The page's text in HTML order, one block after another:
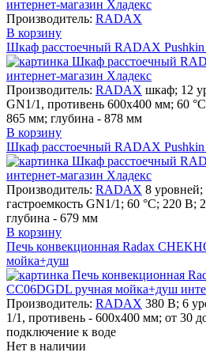
Производитель: RADAX
В корзину
Шкаф расстоечный RADAX Pushkin
Производитель: RADAX шкаф; 12
GN1/1, противень 600х400 мм; 60
865 мм; глубина - 878 мм
В корзину
Шкаф расстоечный RADAX Pushkin
Производитель: RADAX 8
гастроемкость GN1/1; 60 °С; 220
глубина - 679 мм
В корзину
Печь конвекционная Radax
мойка+душ
Производитель: RADAX 380 В; 6
1/1, противень - 600х400 мм; от 30
подключение к воде
Нет в наличии